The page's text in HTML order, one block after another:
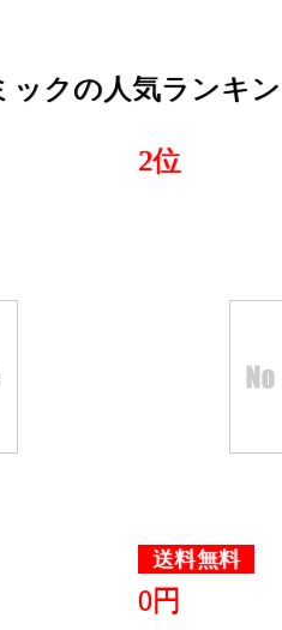
本・雑誌
グ：15位
本・雑誌
グ：16位
2025/03/03
ックの人気ランキ
2位
送料無料
0円